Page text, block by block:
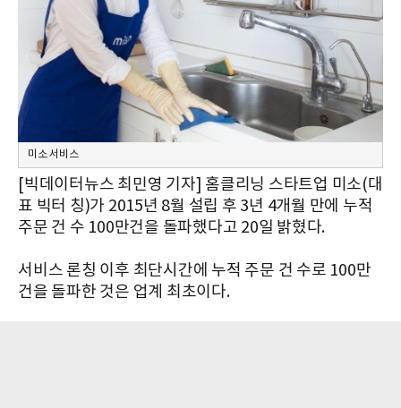
미소 서비스
[빅데이터뉴스 최민영 기자] 홈클리닝 스타트업 미소(대
표 빅터 칭)가 2015년 8월 설립 후 3년 4개월 만에 누적
주문 건 수 100만건을 돌파했다고 20일 밝혔다.
서비스 론칭 이후 최단시간에 누적 주문 건 수로 100만
건을 돌파한 것은 업계 최초이다.